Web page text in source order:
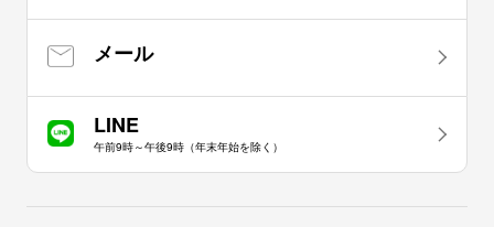
メール
LINE
午前9時～午後9時（年末年始を除く）